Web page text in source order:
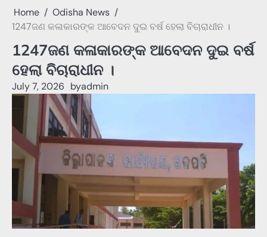
Home
Odisha News
1247ଜଣ କଳାକାରଙ୍କ ଆବେଦନ ଦୁଇ ବର୍ଷ ହେଲା ବିଚାରାଧୀନ ।
1247ଜଣ କଳାକାରଙ୍କ ଆବେଦନ ଦୁଇ ବର୍ଷ
ହେଲା ବିଚାରାଧୀନ ।
July 7, 2026 byadmin